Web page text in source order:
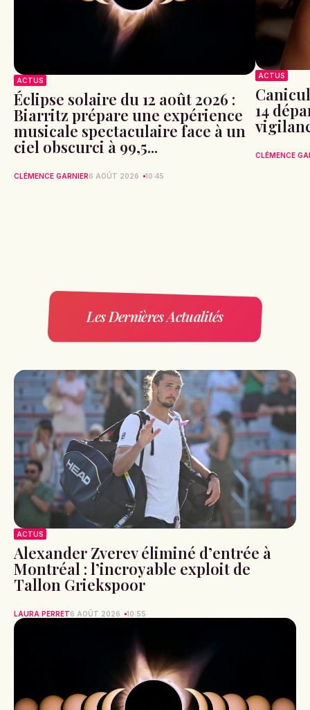
ACTUS
Éclipse solaire du 12 août 2026 :
Biarritz prépare une expérience
musicale spectaculaire face à un
ciel obscurci à 99,5...
CLÉMENCE GARNIER6 AOÛT 2026 10:45
ACTUS
14
CLÉMENCE
Les Dernières Actualités
ACTUS
Alexander Zverev éliminé d’entrée à
Montréal : l’incroyable exploit de
Tallon Griekspoor
LAURA PERRET6 AOÛT 2026 10:55